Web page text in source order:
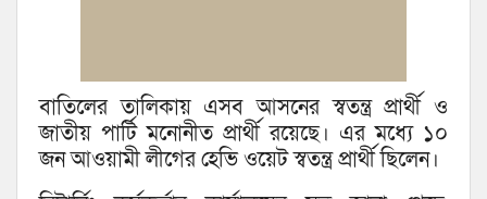
বাতিলের তালিকায় এসব আসনের স্বতন্ত্র প্রার্থী ও
জাতীয় পার্টি মনোনীত প্রার্থী রয়েছে। এর মধ্যে ১০
জন আওয়ামী লীগের হেভি ওয়েট স্বতন্ত্র প্রার্থী ছিলেন।